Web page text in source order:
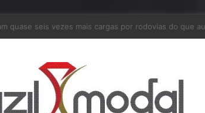
Tereos embarca 75 mil toneladas de açúcar VHP